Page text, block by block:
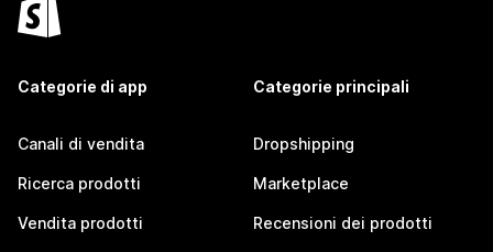
Categorie di app
Canali di vendita
Ricerca prodotti
Vendita prodotti
Categorie principali
Dropshipping
Marketplace
Recensioni dei prodotti